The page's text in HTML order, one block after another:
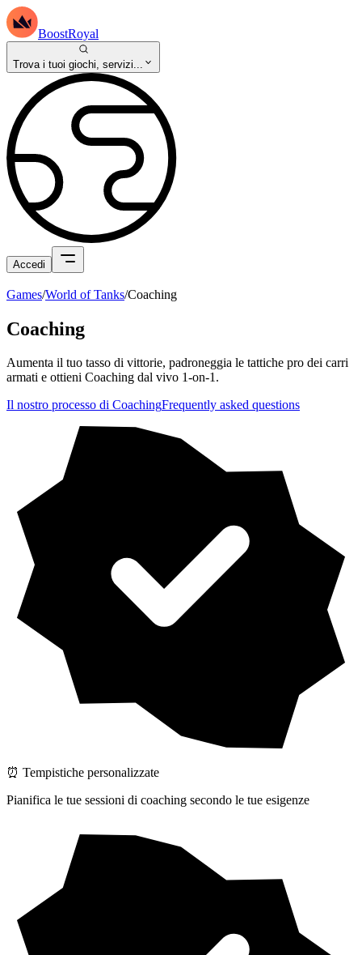
BoostRoyal
Trova i tuoi giochi, servizi...
Accedi
Games/World of Tanks/Coaching
Coaching
Aumenta il tuo tasso di vittorie, padroneggia le tattiche pro dei carri
armati e ottieni Coaching dal vivo 1-on-1.
Il nostro processo di CoachingFrequently asked questions
⏰ Tempistiche personalizzate
Pianifica le tue sessioni di coaching secondo le tue esigenze